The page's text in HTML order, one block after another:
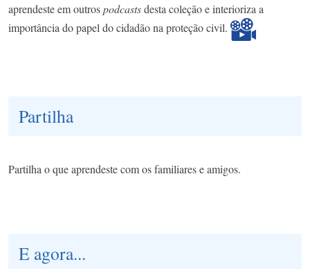
aprendeste em outrospodcastsdesta coleção e interioriza a
importância do papel do cidadão na proteção civil.
Partilha
Partilha o que aprendeste com os familiares e amigos.
E agora...